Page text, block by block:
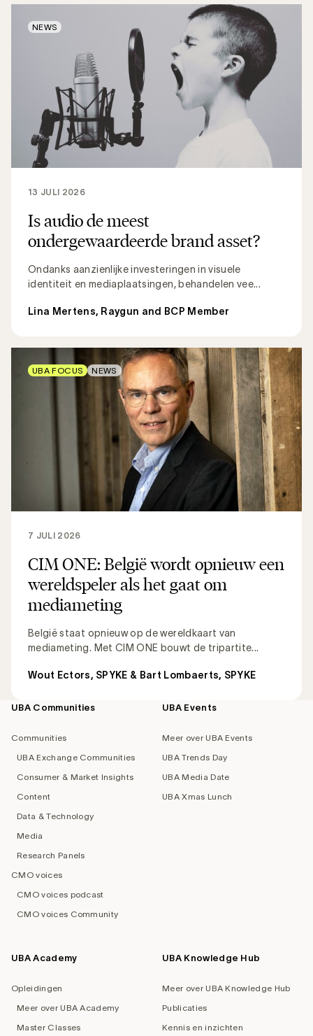
Is audio de meest
ondergewaardeerde brand asset?
Ondanks aanzienlijke investeringen in visuele
identiteit en mediaplaatsingen, behandelen vee...
13 JULI 2026
Lina Mertens, Raygun and BCP Member
NEWS
CIM ONE: België wordt opnieuw een
wereldspeler als het gaat om
mediameting
België staat opnieuw op de wereldkaart van
mediameting. Met CIM ONE bouwt de tripartite...
7 JULI 2026
Wout Ectors, SPYKE & Bart Lombaerts, SPYKE
UBA FOCUS NEWS
Footer
UBA Communities
Communities
UBA Exchange Communities
Consumer & Market Insights
Content
Data & Technology
Media
Research Panels
CMO voices
CMO voices podcast
CMO voices Community
UBA Events
Meer over UBA Events
UBA Trends Day
UBA Media Date
UBA Xmas Lunch
UBA Academy
Opleidingen
Meer over UBA Academy
Master Classes
UBA Knowledge Hub
Meer over UBA Knowledge Hub
Publicaties
Kennis en inzichten